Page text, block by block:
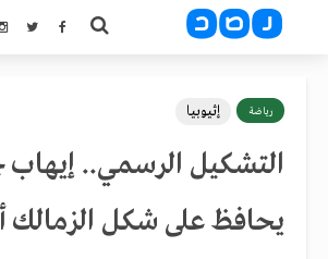
رياضة إثيوبيا
التشكيل الرسمي.. إيهاب
يحافظ على شكل الزمالك